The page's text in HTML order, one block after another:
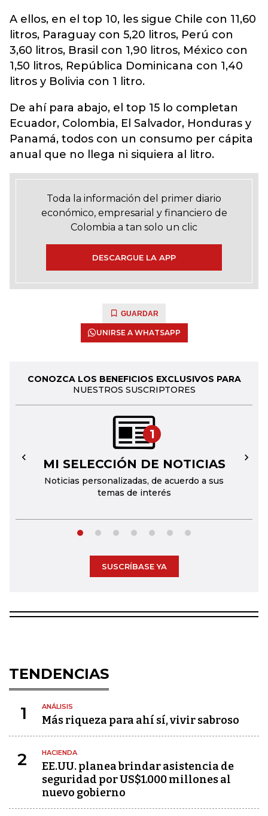
A ellos, en el top 10, les sigue Chile con 11,60
litros, Paraguay con 5,20 litros, Perú con
3,60 litros, Brasil con 1,90 litros, México con
1,50 litros, República Dominicana con 1,40
litros y Bolivia con 1 litro.
De ahí para abajo, el top 15 lo completan
Ecuador, Colombia, El Salvador, Honduras y
Panamá, todos con un consumo per cápita
anual que no llega ni siquiera al litro.
Toda la información del primer diario
económico, empresarial y financiero de
Colombia a tan solo un clic
DESCARGUE LA APP
GUARDAR
UNIRSE A WHATSAPP
CONOZCA LOS BENEFICIOS EXCLUSIVOS PARA
NUESTROS SUSCRIPTORES
1
MI SELECCIÓN DE NOTICIAS
Noticias personalizadas, de acuerdo a sus
temas de interés
← →
SUSCRÍBASE YA
TENDENCIAS
1 ANÁLISIS
Más riqueza para ahí sí, vivir sabroso
2 HACIENDA
EE.UU. planea brindar asistencia de
seguridad por US$1.000 millones al
nuevo gobierno